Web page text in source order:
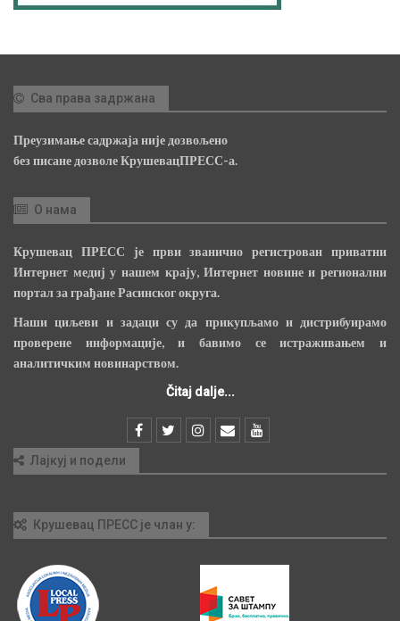
Сва права задржана
Преузимање садржаја није дозвољено
без писане дозволе КрушевацПРЕСС-а.
О нама
Крушевац ПРЕСС је први званично регистрован приватни
Интернет медиј у нашем крају, Интернет новине и регионални
портал за грађане Расинског округа.
Наши циљеви и задаци су да прикупљамо и дистрибуирамо
проверене информације, и бавимо се истраживањем и
аналитичким новинарством.
Čitaj dalje...
Лајкуј и подели
Крушевац ПРЕСС је члан у: